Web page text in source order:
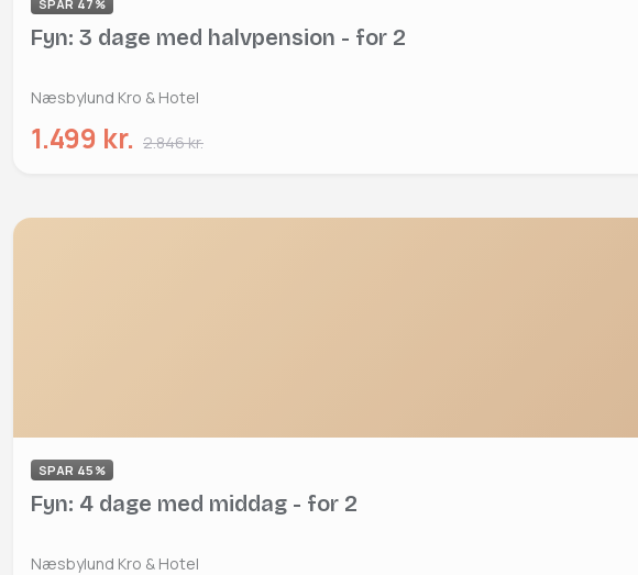
SPAR 47%
Fyn: 3 dage med halvpension - for 2
Næsbylund Kro & Hotel
1.499 kr. 2.846 kr.
SPAR 45%
Fyn: 4 dage med middag - for 2
Næsbylund Kro & Hotel